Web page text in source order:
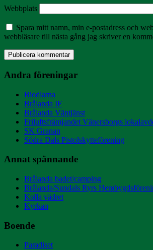
Webbplats
Spara mitt namn, min e-postadress och
webbläsare till nästa gång jag skriver en
Andra föreningar
Biodlarna
Brålanda IF
Brålanda Väntjänst
Friluftsfrämjandet Vänersborgs
SK Granan
Södra Dals Pistolskytteförening
Annat spännande
Brålanda badet/camping
Brålanda/Sundals Ryrs
Kolla vädret
Kyrkan
Boende
Paradiset